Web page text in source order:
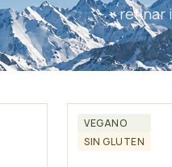
refinar
VEGANO
SIN GLUTEN